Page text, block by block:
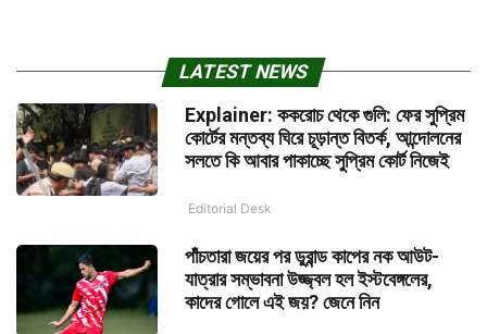
LATEST NEWS
Explainer: ককরোচ থেকে গুলি: ফের সুপ্রিম
কোর্টের মন্তব্য ঘিরে চূড়ান্ত বিতর্ক, আন্দোলনের
সলতে কি আবার পাকাচ্ছে সুপ্রিম কোর্ট নিজেই
Editorial Desk
পাঁচতারা জয়ের পর ডুরান্ড কাপের নক আউট-
যাত্রার সম্ভাবনা উজ্জ্বল হল ইস্টবেঙ্গলের,
কাদের গোলে এই জয়? জেনে নিন